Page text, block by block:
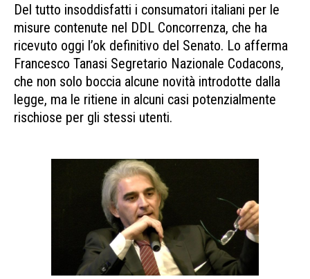
Del tutto insoddisfatti i consumatori italiani per le
misure contenute nel DDL Concorrenza, che ha
ricevuto oggi l’ok definitivo del Senato. Lo afferma
Francesco Tanasi Segretario Nazionale Codacons,
che non solo boccia alcune novità introdotte dalla
legge, ma le ritiene in alcuni casi potenzialmente
rischiose per gli stessi utenti.